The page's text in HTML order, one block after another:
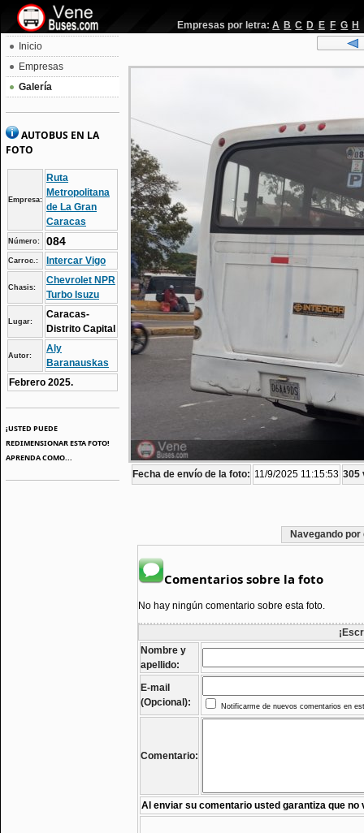
Empresas por letra: A B C D E F G H
Inicio
Empresas
Galería
AUTOBUS EN LA
FOTO
Empresa:
Ruta
Metropolitana
de La Gran
Caracas
Número: 084
Carroc.: Intercar Vigo
Chasis:
Chevrolet NPR
Turbo Isuzu
Lugar:
Caracas-
Distrito Capital
Autor:
Aly
Baranauskas
Febrero 2025.
¡USTED PUEDE
REDIMENSIONAR ESTA FOTO!
APRENDA COMO...
Fecha de envío de la foto: 11/9/2025 11:15:53 305
Navegando
Comentarios sobre la foto
No hay ningún comentario sobre esta foto.
Nombre y
apellido:
E-mail
(Opcional):
Notificarme de nuevos comentarios en
Comentario:
Al enviar su comentario usted garantiza que no